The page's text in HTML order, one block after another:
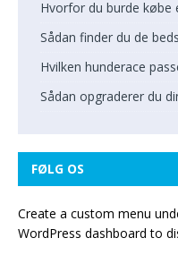
Hvorfor du burde købe
Sådan finder du de
Hvilken hunderace
Sådan opgraderer du
FØLG OS
Create a custom menu
WordPress dashboard to